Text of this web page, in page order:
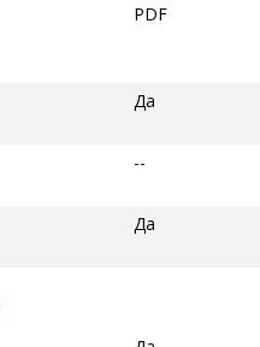
PDF
Да
--
Да